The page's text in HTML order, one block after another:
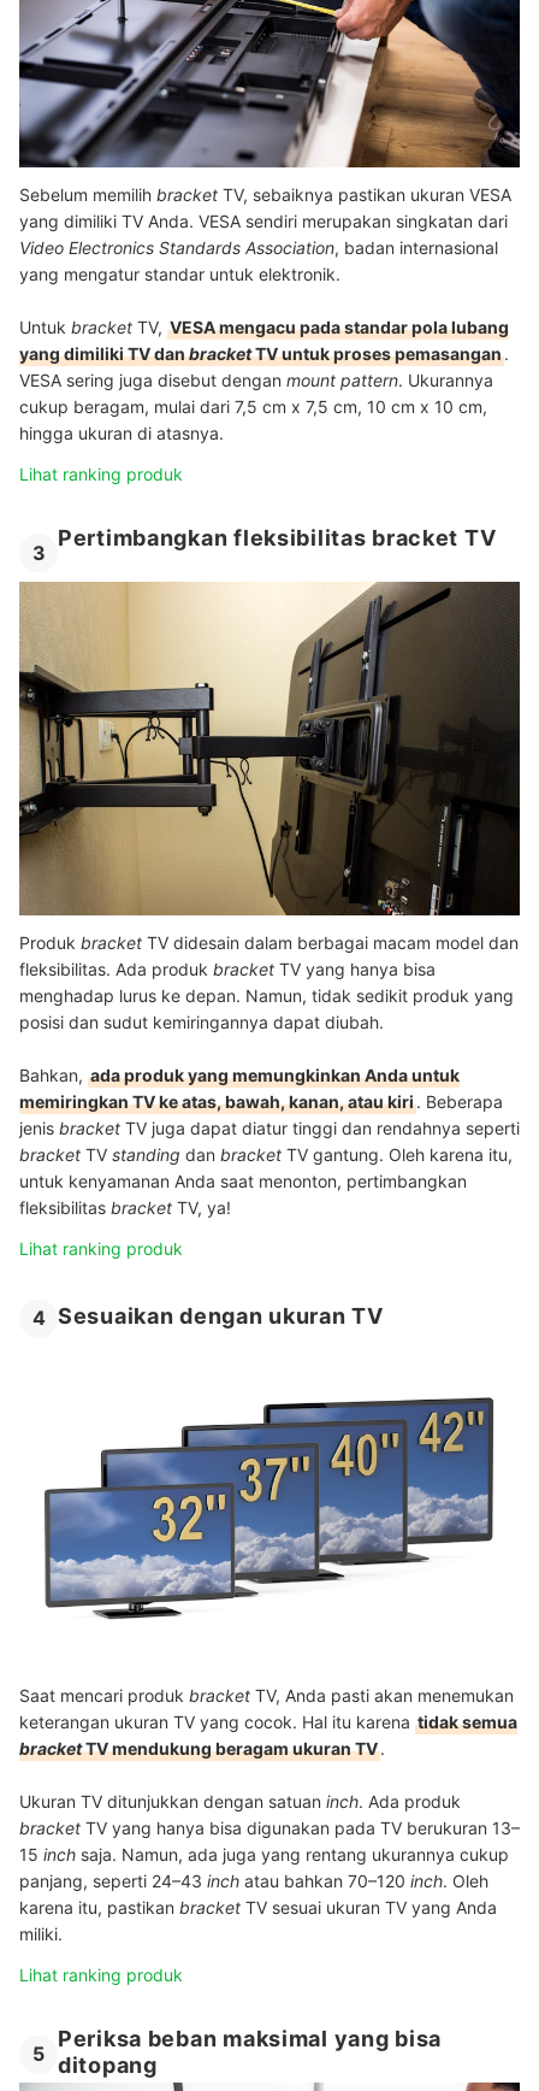
Sebelum memilih bracket TV, sebaiknya pastikan ukuran VESA
yang dimiliki TV Anda. VESA sendiri merupakan singkatan dari
Video Electronics Standards Association, badan internasional
yang mengatur standar untuk elektronik.
Untuk bracket TV, VESA mengacu pada standar pola lubang
yang dimiliki TV danbracketTV untuk proses pemasangan.
VESA sering juga disebut dengan mount pattern. Ukurannya
cukup beragam, mulai dari 7,5 cm x 7,5 cm, 10 cm x 10 cm,
hingga ukuran di atasnya.
Lihat ranking produk
3
Pertimbangkan fleksibilitas bracket TV
Produk bracket TV didesain dalam berbagai macam model dan
fleksibilitas. Ada produk bracket TV yang hanya bisa
menghadap lurus ke depan. Namun, tidak sedikit produk yang
posisi dan sudut kemiringannya dapat diubah.
Bahkan, ada produk yang memungkinkan Anda untuk
memiringkan TV ke atas, bawah, kanan, atau kiri. Beberapa
jenis bracket TV juga dapat diatur tinggi dan rendahnya seperti
bracket TV standing dan bracket TV gantung. Oleh karena itu,
untuk kenyamanan Anda saat menonton, pertimbangkan
fleksibilitas bracket TV, ya!
Lihat ranking produk
4 Sesuaikan dengan ukuran TV
Saat mencari produk bracket TV, Anda pasti akan menemukan
keterangan ukuran TV yang cocok. Hal itu karena tidak semua
bracketTV mendukung beragam ukuran TV.
Ukuran TV ditunjukkan dengan satuan inch. Ada produk
bracket TV yang hanya bisa digunakan pada TV berukuran 13–
15 inch saja. Namun, ada juga yang rentang ukurannya cukup
panjang, seperti 24–43 inch atau bahkan 70–120 inch. Oleh
karena itu, pastikan bracket TV sesuai ukuran TV yang Anda
miliki.
Lihat ranking produk
5
Periksa beban maksimal yang bisa
ditopang